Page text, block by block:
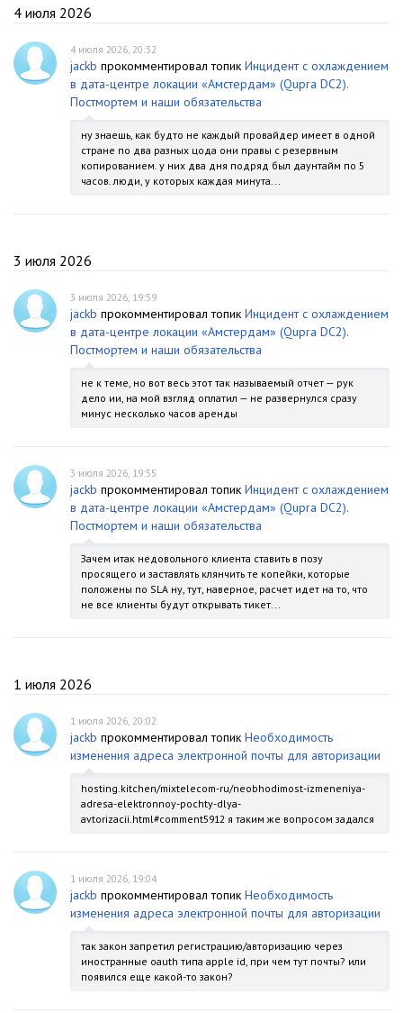
4 июля 2026
4 июля 2026, 20:32
jackb прокомментировал топик Инцидент с охлаждением
в дата-центре локации «Амстердам» (Qupra DC2).
Постмортем и наши обязательства
ну знаешь, как будто не каждый провайдер имеет в одной
стране по два разных цода они правы с резервным
копированием. у них два дня подряд был даунтайм по 5
часов. люди, у которых каждая минута...
3 июля 2026
3 июля 2026, 19:59
jackb прокомментировал топик Инцидент с охлаждением
в дата-центре локации «Амстердам» (Qupra DC2).
Постмортем и наши обязательства
не к теме, но вот весь этот так называемый отчет — рук
дело ии, на мой взгляд оплатил — не развернулся сразу
минус несколько часов аренды
3 июля 2026, 19:55
jackb прокомментировал топик Инцидент с охлаждением
в дата-центре локации «Амстердам» (Qupra DC2).
Постмортем и наши обязательства
Зачем итак недовольного клиента ставить в позу
просящего и заставлять клянчить те копейки, которые
положены по SLA ну, тут, наверное, расчет идет на то, что
не все клиенты будут открывать тикет...
1 июля 2026
1 июля 2026, 20:02
jackb прокомментировал топик Необходимость
изменения адреса электронной почты для авторизации
hosting.kitchen/mixtelecom-ru/neobhodimost-izmeneniya-
adresa-elektronnoy-pochty-dlya-
avtorizacii.html#comment5912 я таким же вопросом задался
1 июля 2026, 19:04
jackb прокомментировал топик Необходимость
изменения адреса электронной почты для авторизации
так закон запретил регистрацию/авторизацию через
иностранные oauth типа apple id, при чем тут почты? или
появился еще какой-то закон?